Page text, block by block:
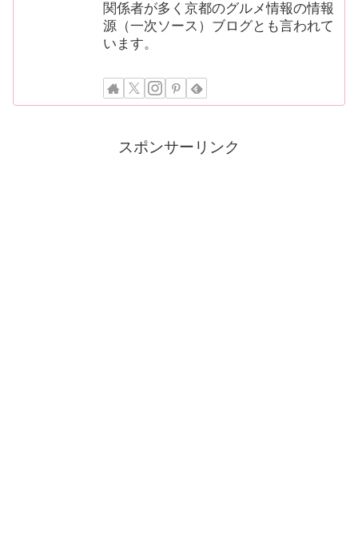
関係者が多く京都のグルメ情報の情報
源（一次ソース）ブログとも言われて
います。
スポンサーリンク